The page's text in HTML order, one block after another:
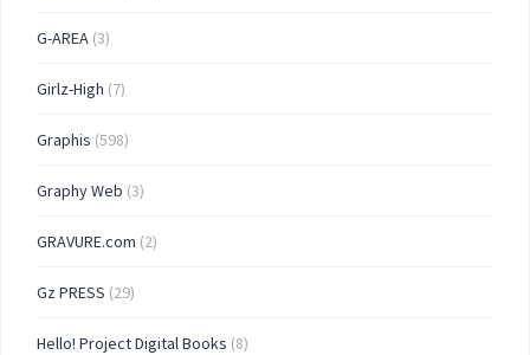
G-AREA (3)
Girlz-High (7)
Graphis (598)
Graphy Web (3)
GRAVURE.com (2)
Gz PRESS (29)
Hello! Project Digital Books (8)